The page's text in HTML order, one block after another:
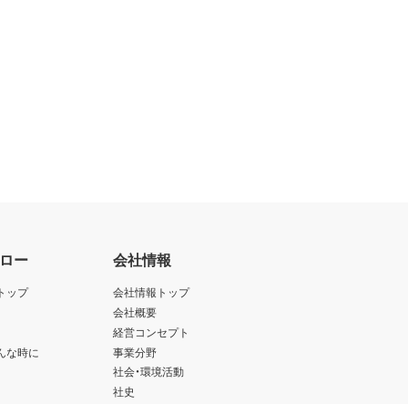
ー
ップ
な時に
会社情報
会社情報トップ
会社概要
経営コンセプト
事業分野
社会・環境活動
社史